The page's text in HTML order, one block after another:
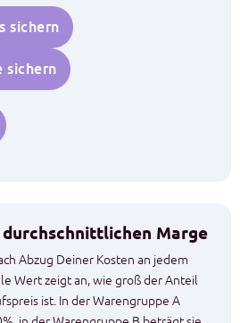
sichern
sichern
Marge
Abzug Deiner Kosten an jedem
Wert zeigt an, wie groß der Anteil
ist. In der Warengruppe A